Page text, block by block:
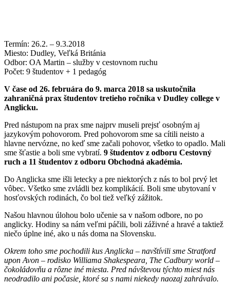
Termín: 26.2. – 9.3.2018
Miesto: Dudley, Veľká Británia
Odbor: OA Martin – služby v cestovnom ruchu
Počet: 9 študentov + 1 pedagóg
V čase od 26. februára do 9. marca 2018 sa uskutočnila
zahraničná prax študentov tretieho ročníka v Dudley college v
Anglicku.
Pred nástupom na prax sme najprv museli prejsť osobným aj
jazykovým pohovorom. Pred pohovorom sme sa cítili neisto a
hlavne nervózne, no keď sme začali pohovor, všetko to opadlo. Mali
sme šťastie a boli sme vybratí. 9 študentov z odboru Cestovný
ruch a 11 študentov z odboru Obchodná akadémia.
Do Anglicka sme išli letecky a pre niektorých z nás to bol prvý let
vôbec. Všetko sme zvládli bez komplikácií. Boli sme ubytovaní v
hosťovských rodinách, čo bol tiež veľký zážitok.
Našou hlavnou úlohou bolo učenie sa v našom odbore, no po
anglicky. Hodiny sa nám veľmi páčili, boli záživné a hravé a taktiež
niečo úplne iné, ako u nás doma na Slovensku.
Okrem toho sme pochodili kus Anglicka – navštívili sme Stratford
upon Avon – rodisko Williama Shakespeara, The Cadbury world –
čokoládovňu a rôzne iné miesta. Pred návštevou týchto miest nás
neodradilo ani počasie, ktoré sa s nami niekedy naozaj zahrávalo.